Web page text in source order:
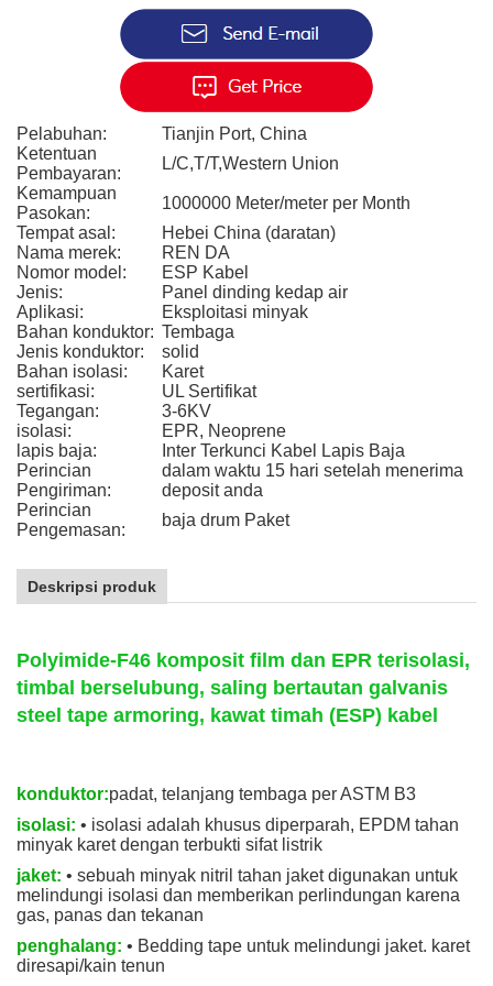
Pelabuhan:
Tianjin Port, China
Ketentuan
Pembayaran:
L/C,T/T,Western Union
Kemampuan
Pasokan:
1000000 Meter/meter per Month
Tempat asal:
Hebei China (daratan)
Nama merek:
REN DA
Nomor model:
ESP Kabel
Jenis:
Panel dinding kedap air
Aplikasi:
Eksploitasi minyak
Bahan konduktor: Tembaga
Jenis konduktor:
solid
Bahan isolasi:
Karet
sertifikasi:
UL Sertifikat
Tegangan:
3-6KV
isolasi:
EPR, Neoprene
lapis baja:
Inter Terkunci Kabel Lapis Baja
Perincian
Pengiriman:
dalam waktu 15 hari setelah menerima
deposit anda
Perincian
Pengemasan:
baja drum Paket
Deskripsi produk
Polyimide-F46 komposit film dan EPR terisolasi,
timbal berselubung, saling bertautan galvanis
steel tape armoring, kawat timah (ESP) kabel
konduktor:padat, telanjang tembaga per ASTM B3
isolasi: • isolasi adalah khusus diperparah, EPDM tahan
minyak karet dengan terbukti sifat listrik
jaket: • sebuah minyak nitril tahan jaket digunakan untuk
melindungi isolasi dan memberikan perlindungan karena
gas, panas dan tekanan
penghalang: • Bedding tape untuk melindungi jaket. karet
diresapi/kain tenun